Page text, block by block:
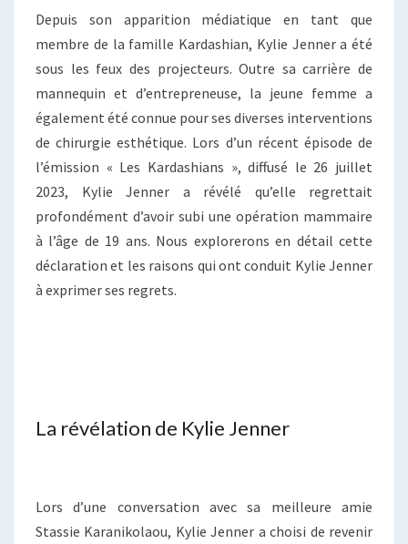
CHIRURGIE
ESTHÉTIQUE
Depuis son apparition médiatique en tant que
membre de la famille Kardashian, Kylie Jenner a été
sous les feux des projecteurs. Outre sa carrière de
mannequin et d’entrepreneuse, la jeune femme a
également été connue pour ses diverses interventions
de chirurgie esthétique. Lors d’un récent épisode de
l’émission « Les Kardashians », diffusé le 26 juillet
2023, Kylie Jenner a révélé qu’elle regrettait
profondément d’avoir subi une opération mammaire
à l’âge de 19 ans. Nous explorerons en détail cette
déclaration et les raisons qui ont conduit Kylie Jenner
à exprimer ses regrets.
La révélation de Kylie Jenner
Lors d’une conversation avec sa meilleure amie
Stassie Karanikolaou, Kylie Jenner a choisi de revenir